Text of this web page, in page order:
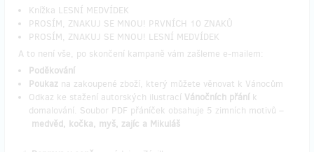
Knížka LESNÍ MEDVÍDEK
PROSÍM, ZNAKUJ SE MNOU! PRVNÍCH 10 ZNAKŮ
PROSÍM, ZNAKUJ SE MNOU! LESNÍ MEDVÍDEK
A to není vše, po skončení kampaně vám zašleme e-mailem:
Poděkování
Poukaz na zakoupené zboží, který můžete věnovat k Vánocům
Odkaz ke stažení autorských ilustrací Vánočních přání k
domalování. Soubor PDF přáníček obsahuje 5 zimních motivů –
medvěd, kočka, myš, zajíc a Mikuláš